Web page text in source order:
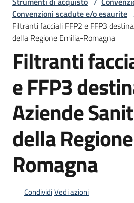
L'Agenzia
e
di
acquisto
Supporto
Convenzioni scadute e/o esaurite
Filtranti facciali FFP2 e FFP3
della Regione Emilia-Romagna
Filtranti
e FFP3
Aziende
della
Romagna
CondividiVedi azioni